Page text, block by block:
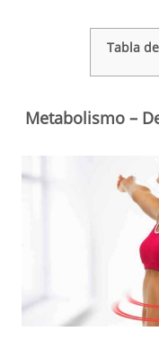
Tabla
Metabolismo –